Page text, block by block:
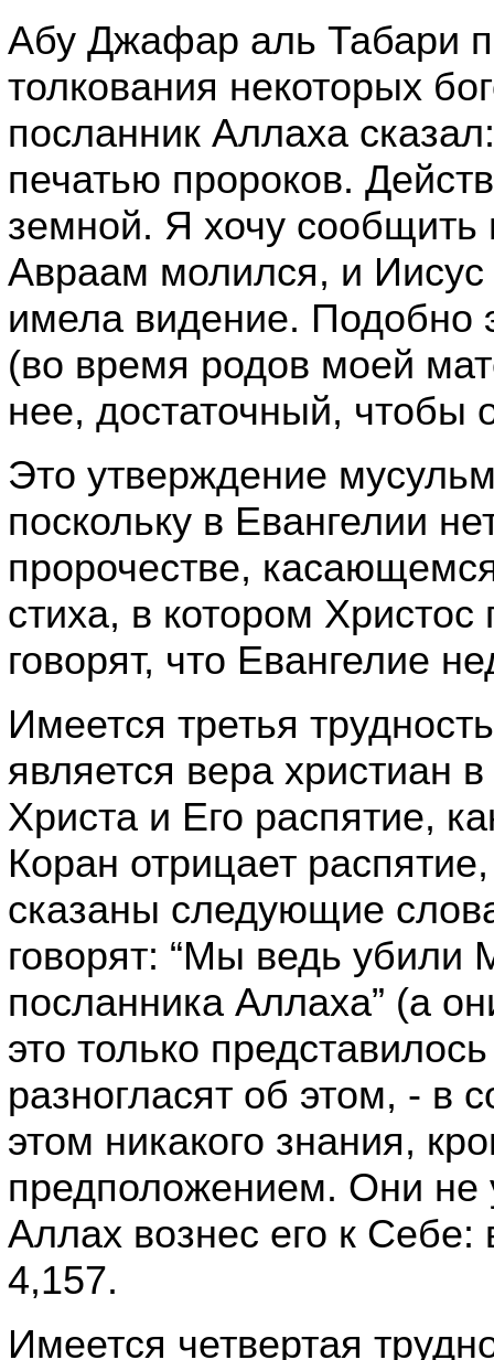
Абу Джафар аль Табари
толкования некоторых
посланник Аллаха
печатью пророков.
земной. Я хочу
Авраам молился, и
имела видение. Подобно
(во время родов моей
нее, достаточный, чтобы
Это утверждение
поскольку в Евангелии
пророчестве,
стиха, в котором
говорят, что Евангелие
Имеется третья
является вера христиан
Христа и Его распятие,
Коран отрицает
сказаны следующие
говорят: “Мы ведь
посланника Аллаха” (а
это только
разногласят об этом, - в
этом никакого знания,
предположением. Они не
Аллах вознес его к
4,157.
Имеется четвертая